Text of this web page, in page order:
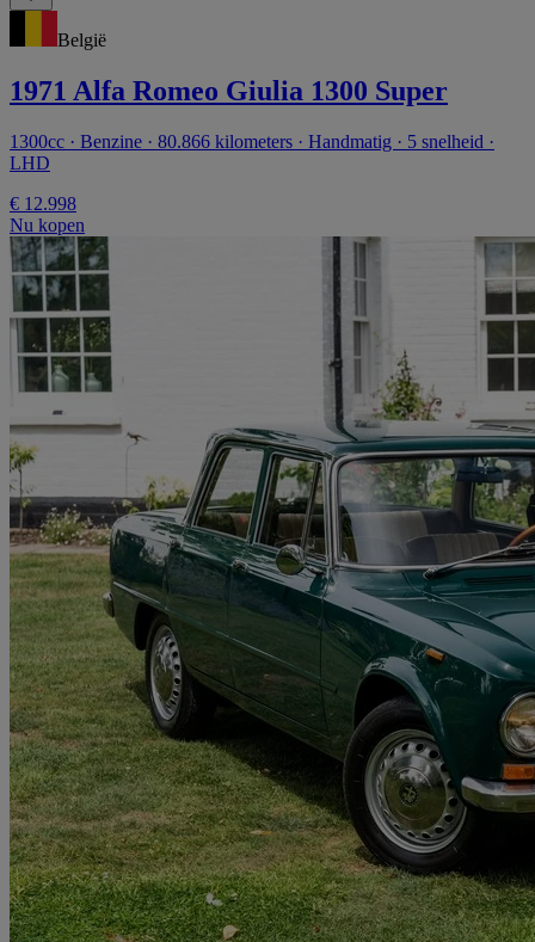
België
1971 Alfa Romeo Giulia 1300 Super
1300cc · Benzine · 80.866 kilometers · Handmatig · 5 snelheid ·
LHD
€ 12.998
Nu kopen